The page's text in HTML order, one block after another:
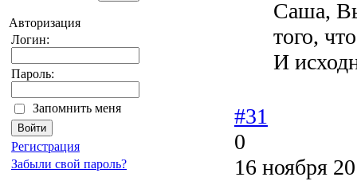
Авторизация
Логин:
Пароль:
Запомнить меня
Регистрация
Забыли свой пароль?
Саша, Вы
того,
И
#31
0
16 ноября